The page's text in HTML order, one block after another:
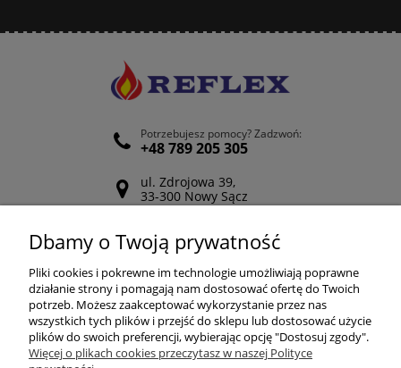
Potrzebujesz pomocy? Zadzwoń:
+48 789 205 305
ul. Zdrojowa 39,
33-300 Nowy Sącz
Odwiedź nasz Facebook
POMOC
ZAKUPY
Dbamy o Twoją prywatność
Pliki cookies i pokrewne im technologie umożliwiają poprawne
działanie strony i pomagają nam dostosować ofertę do Twoich
potrzeb. Możesz zaakceptować wykorzystanie przez nas
wszystkich tych plików i przejść do sklepu lub dostosować użycie
plików do swoich preferencji, wybierając opcję "Dostosuj zgody".
Więcej o plikach cookies przeczytasz w naszej Polityce